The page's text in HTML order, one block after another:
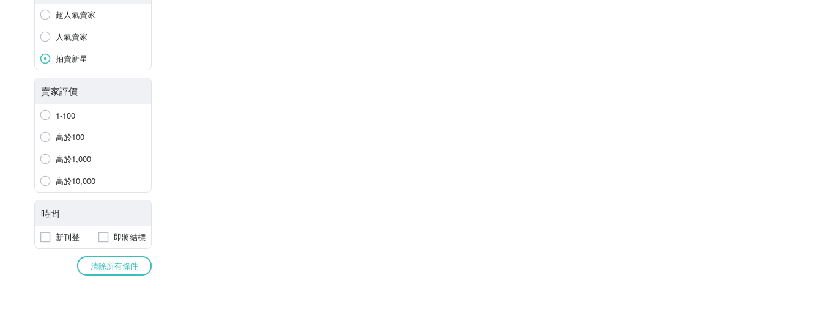
超人氣賣家
人氣賣家
拍賣新星
賣家評價
1-100
高於100
高於1,000
高於10,000
時間
新刊登 即將結標
清除所有條件